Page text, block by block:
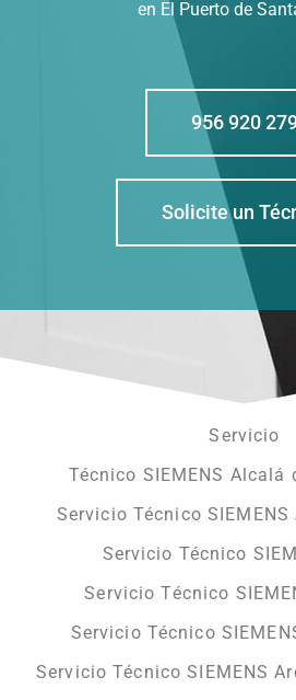
en El Puerto de
956 920
Solicite un
Servicio
Técnico SIEMENS Alcalá
Servicio Técnico
Servicio Técnico
Servicio Técnico
Servicio Técnico
Servicio Técnico SIEMENS